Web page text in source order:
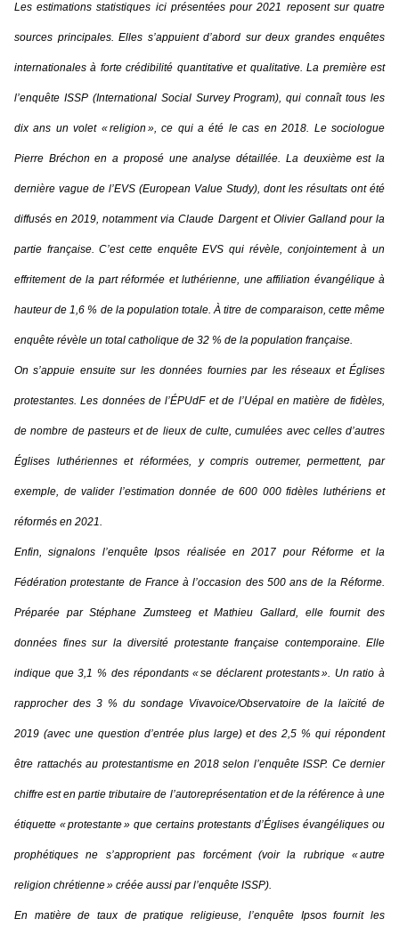
Les estimations statistiques ici présentées pour 2021 reposent sur quatre
sources principales. Elles s’appuient d’abord sur deux grandes enquêtes
internationales à forte crédibilité quantitative et qualitative. La première est
l’enquête ISSP (International Social Survey Program), qui connaît tous les
dix ans un volet « religion », ce qui a été le cas en 2018. Le sociologue
Pierre Bréchon en a proposé une analyse détaillée. La deuxième est la
dernière vague de l’EVS (European Value Study), dont les résultats ont été
diffusés en 2019, notamment via Claude Dargent et Olivier Galland pour la
partie française. C’est cette enquête EVS qui révèle, conjointement à un
effritement de la part réformée et luthérienne, une affiliation évangélique à
hauteur de 1,6 % de la population totale. À titre de comparaison, cette même
enquête révèle un total catholique de 32 % de la population française.
On s’appuie ensuite sur les données fournies par les réseaux et Églises
protestantes. Les données de l’ÉPUdF et de l’Uépal en matière de fidèles,
de nombre de pasteurs et de lieux de culte, cumulées avec celles d’autres
Églises luthériennes et réformées, y compris outremer, permettent, par
exemple, de valider l’estimation donnée de 600 000 fidèles luthériens et
réformés en 2021.
Enfin, signalons l’enquête Ipsos réalisée en 2017 pourRéforme et la
Fédération protestante de France à l’occasion des 500 ans de la Réforme.
Préparée par Stéphane Zumsteeg et Mathieu Gallard, elle fournit des
données fines sur la diversité protestante française contemporaine. Elle
indique que 3,1 % des répondants« se déclarent protestants ». Un ratio à
rapprocher des 3 % du sondage Vivavoice/Observatoire de la laïcité de
2019 (avec une question d’entrée plus large) et des 2,5 % qui répondent
être rattachés au protestantisme en 2018 selon l’enquête ISSP. Ce dernier
chiffre est en partie tributaire de l’autoreprésentation et de la référence à une
étiquette « protestante » que certains protestants d’Églises évangéliques ou
prophétiques ne s’approprient pas forcément (voir la rubrique « autre
religion chrétienne » créée aussi par l’enquête ISSP).
En matière de taux de pratique religieuse, l’enquête Ipsos fournit les